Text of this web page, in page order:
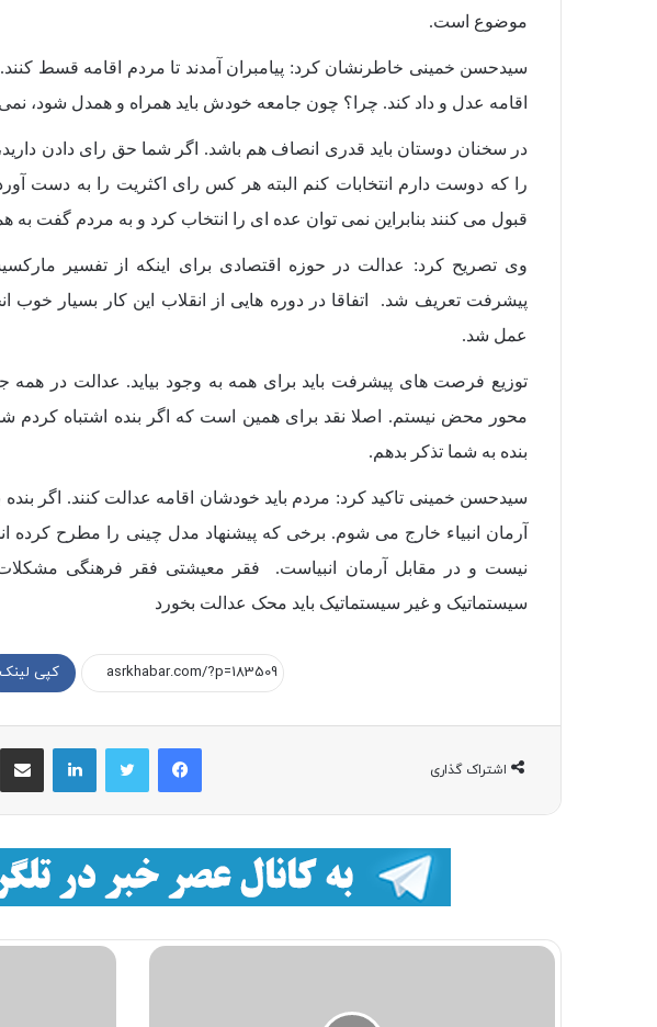
موضوع است.
سیدحسن خمینی خاطرنشان کرد: پیامبران آمدند تا مردم اقامه قسط کنند.
اقامه عدل و داد کند. چرا؟ چون جامعه خودش باید همراه و همدل شود،
در سخنان دوستان باید قدری انصاف هم باشد. اگر شما حق رای دادن
را که دوست دارم انتخابات کنم البته هر کس رای اکثریت را به دست آورد
قبول می کنند بنابراین نمی توان عده ای را انتخاب کرد و به مردم گفت به
وی تصریح کرد: عدالت در حوزه اقتصادی برای اینکه از تفسیر
پیشرفت تعریف شد. اتفاقا در دوره هایی از انقلاب این کار بسیار
عمل شد.
توزیع فرصت های پیشرفت باید برای همه به وجود بیاید. عدالت در همه
محور محض نیستم. اصلا نقد برای همین است که اگر بنده اشتباه کردم
بنده به شما تذکر بدهم.
سیدحسن خمینی تاکید کرد: مردم باید خودشان اقامه عدالت کنند. اگر بنده
آرمان انبیاء خارج می شوم. برخی که پیشنهاد مدل چینی را مطرح کرده
نیست و در مقابل آرمان انبیاست. فقر معیشتی فقر فرهنگی
سیستماتیک و غیر سیستماتیک باید محک عدالت بخورد
کپی لینک
اشتراک گذاری
فیسبوک لینکداین